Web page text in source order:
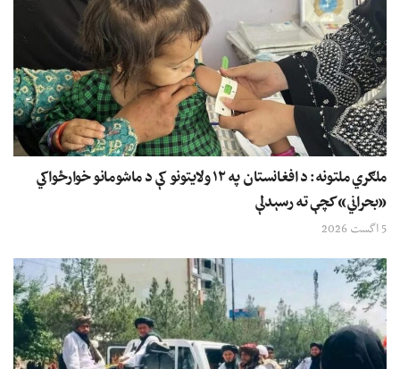
ملګري ملتونه: د افغانستان په ۱۲ ولایتونو کې د ماشومانو خوارځواکي
«بحراني» کچې ته رسېدلې
5 اگست 2026